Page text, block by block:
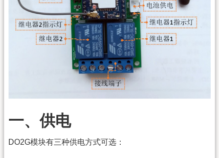
一、供电
DO2G模块有三种供电方式可选：